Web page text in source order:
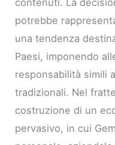
potrebbe
una tendenza
Paesi, imponendo
responsabilità simili
tradizionali. Nel
costruzione di un
pervasivo, in cui